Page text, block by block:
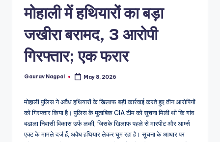
m
a
मोहाली में हथियारों का बड़ा
जखीरा बरामद, 3 आरोपी
गिरफ्तार; एक फरार
Posted
Gaurav Nagpal May 8, 2026
मोहाली पुलिस ने अवैध हथियारों के खिलाफ बड़ी कार्रवाई करते हुए तीन आरोपियों
को गिरफ्तार किया है। पुलिस के मुताबिक CIA टीम को सूचना मिली थी कि गांव
बडाला निवासी विकास उर्फ लकी, जिसके खिलाफ पहले से मारपीट और आर्म्स
एक्ट के मामले दर्ज हैं, अवैध हथियार लेकर घूम रहा है। सूचना के आधार पर